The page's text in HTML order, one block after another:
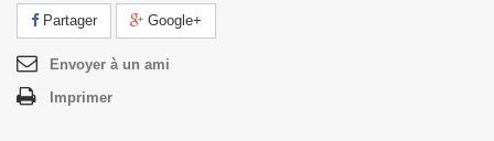
Partager Google+
Envoyer à un ami
Imprimer